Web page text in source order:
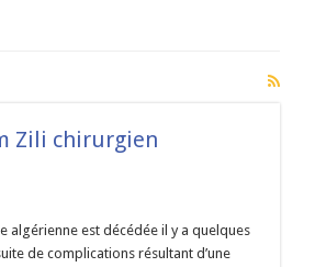
Zili chirurgien
:
algérienne est décédée il y a quelques
de complications résultant d’une